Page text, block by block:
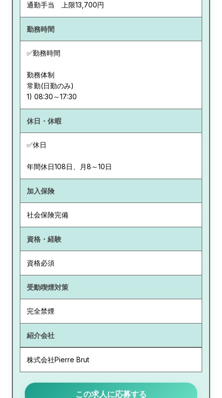
通勤手当 上限13,700円
勤務時間
✅勤務時間
勤務体制
常勤(日勤のみ)
休日・休暇
✅休日
年間休日108日、月8～10日
加入保険
社会保険完備
資格・経験
資格必須
受動喫煙対策
完全禁煙
紹介会社
株式会社Pierre Brut
この求人に応募する